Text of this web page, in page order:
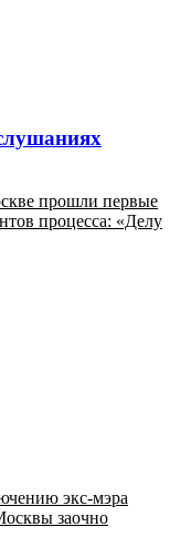
прошли первые
процесса: «Делу
экс-мэра
заочно